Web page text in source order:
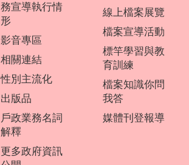
務宣導執行情
形
影音專區
相關連結
性別主流化
出版品
戶政業務名詞
解釋
更多政府資訊
線上檔案展覽
檔案宣導活動
標竿學習與教
育訓練
檔案知識你問
我答
媒體刊登報導